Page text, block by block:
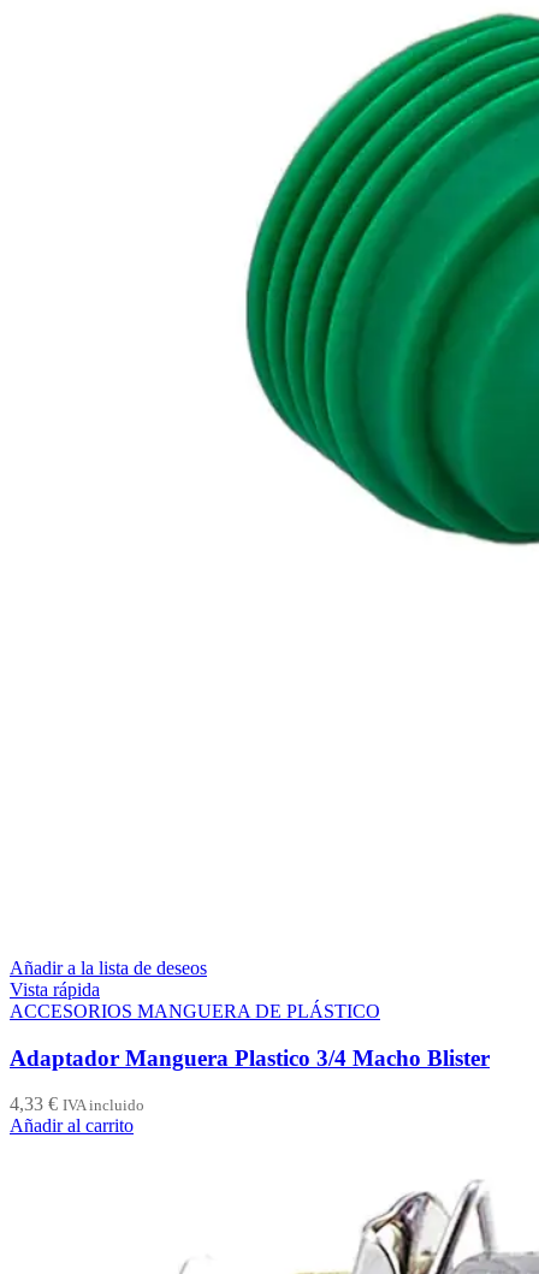
Añadir a la lista de deseos
Vista rápida
ACCESORIOS MANGUERA DE PLÁSTICO
Adaptador Manguera Plastico 3/4 Macho Blister
4,33 € IVA incluido
Añadir al carrito